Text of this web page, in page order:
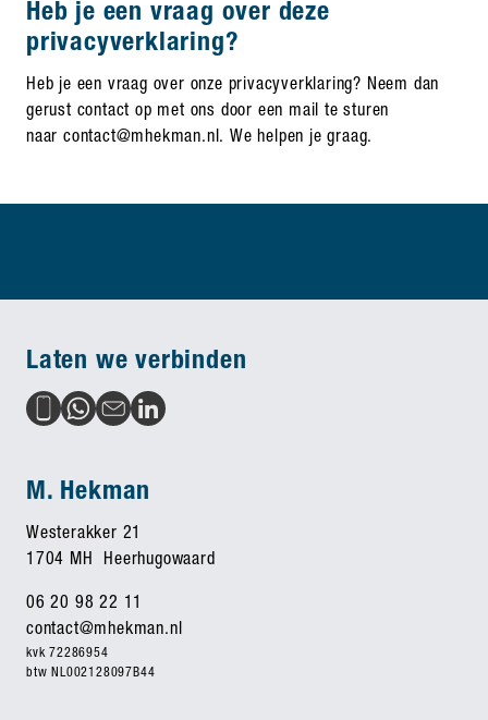
Heb je een vraag over deze
privacyverklaring?
Heb je een vraag over onze privacyverklaring? Neem dan
gerust contact op met ons door een mail te sturen
naar contact@mhekman.nl. We helpen je graag.
Laten we verbinden
M. Hekman
Westerakker 21
1704 MH Heerhugowaard
06 20 98 22 11
contact@mhekman.nl
kvk 72286954
btw NL002128097B44